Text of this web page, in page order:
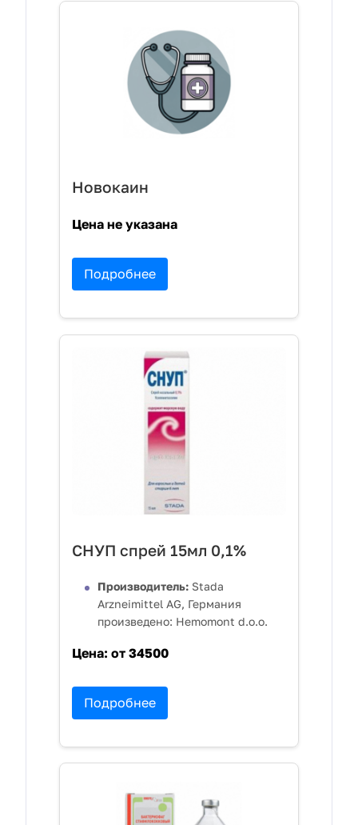
Новокаин
Цена не указана
Подробнее
СНУП спрей 15мл 0,1%
Производитель: Stada
Arzneimittel AG, Германия
произведено: Hemomont d.o.o.
Цена: от 34500
Подробнее